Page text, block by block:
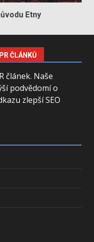
Etny
ČLÁNKŮ
článek. Naše
podvědomí o
zlepší SEO